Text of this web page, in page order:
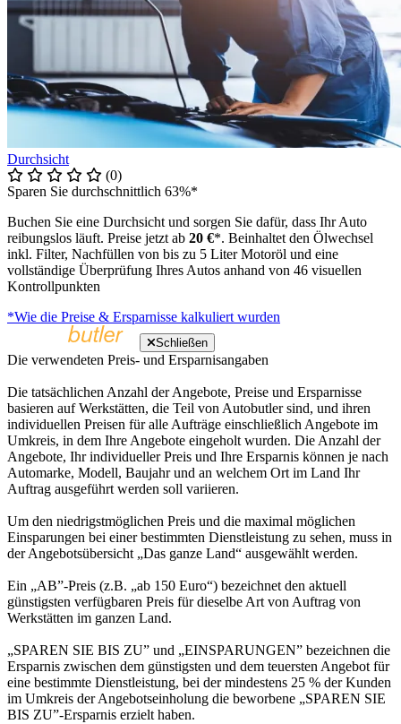
Durchsicht
(0)
Sparen Sie durchschnittlich 63%*
Buchen Sie eine Durchsicht und sorgen Sie dafür, dass Ihr Auto
reibungslos läuft. Preise jetzt ab 20 €*. Beinhaltet den Ölwechsel
inkl. Filter, Nachfüllen von bis zu 5 Liter Motoröl und eine
vollständige Überprüfung Ihres Autos anhand von 46 visuellen
Kontrollpunkten
*Wie die Preise & Ersparnisse kalkuliert wurden
Schließen
Die verwendeten Preis- und Ersparnisangaben
Die tatsächlichen Anzahl der Angebote, Preise und Ersparnisse
basieren auf Werkstätten, die Teil von Autobutler sind, und ihren
individuellen Preisen für alle Aufträge einschließlich Angebote im
Umkreis, in dem Ihre Angebote eingeholt wurden. Die Anzahl der
Angebote, Ihr individueller Preis und Ihre Ersparnis können je nach
Automarke, Modell, Baujahr und an welchem Ort im Land Ihr
Auftrag ausgeführt werden soll variieren.
Um den niedrigstmöglichen Preis und die maximal möglichen
Einsparungen bei einer bestimmten Dienstleistung zu sehen, muss in
der Angebotsübersicht „Das ganze Land“ ausgewählt werden.
Ein „AB”-Preis (z.B. „ab 150 Euro“) bezeichnet den aktuell
günstigsten verfügbaren Preis für dieselbe Art von Auftrag von
Werkstätten im ganzen Land.
„SPAREN SIE BIS ZU” und „EINSPARUNGEN” bezeichnen die
Ersparnis zwischen dem günstigsten und dem teuersten Angebot für
eine bestimmte Dienstleistung, bei der mindestens 25 % der Kunden
im Umkreis der Angebotseinholung die beworbene „SPAREN SIE
BIS ZU”-Ersparnis erzielt haben.